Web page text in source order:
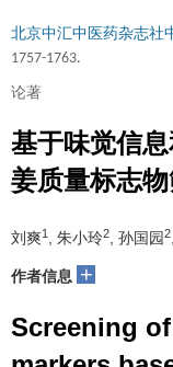
北京中汇中医药杂志社
1757-1763.
论著
基于味觉信
姜质量标志
刘爽1 , 朱小玲2, 孙国园2
作者信息 +
Screening